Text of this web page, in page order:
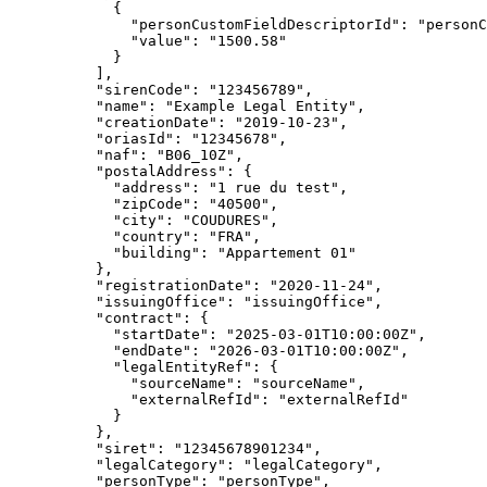
{
"personCustomFieldDescriptorId" :
"value" :
"1500.58"
}
] ,
"sirenCode" : "123456789" ,
"name" : "Example Legal Entity" ,
"creationDate" : "2019-10-23" ,
"oriasId" : "12345678" ,
"naf" : "B06_10Z" ,
"postalAddress" :
{
"address" : "1 rue du test" ,
"zipCode" : "40500" ,
"city" : "COUDURES" ,
"country" : "FRA" ,
"building" : "Appartement 01"
} ,
"registrationDate" : "2020-11-24" ,
"issuingOffice" : "issuingOffice" ,
"contract" :
{
"startDate" : "2025-03-01T10:00:00Z" ,
"endDate" : "2026-03-01T10:00:00Z" ,
"legalEntityRef" :
{
"sourceName" : "sourceName" ,
"externalRefId" :
"externalRefId"
}
} ,
"siret" : "12345678901234" ,
"legalCategory" : "legalCategory" ,
"personType" : "personType" ,